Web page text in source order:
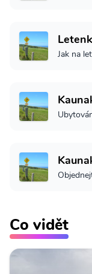
Jak na
Co vidět